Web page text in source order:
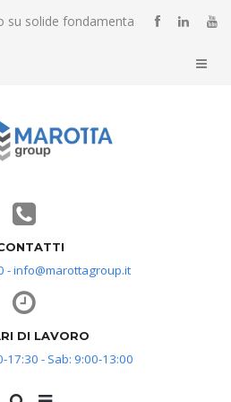
su solide fondamenta
- info@marottagroup.it
DI LAVORO
17:30 - Sab: 9:00-13:00